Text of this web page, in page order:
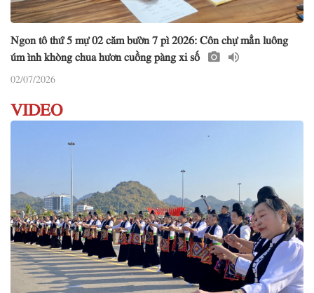
Ngon tô thứ 5 mự 02 căm bườn 7 pì 2026: Côn chự mẳn luông
úm ình khòng chua hươn cuồng pàng xi số
02/07/2026
VIDEO